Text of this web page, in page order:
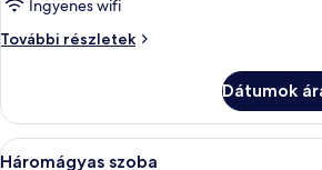
Standard
szoba
vagy
két
külön
Ingyenes wifi
További részletek
Standard
két
külön
ággyal
Dátumok
A
Egy
6
Háromágyas szoba